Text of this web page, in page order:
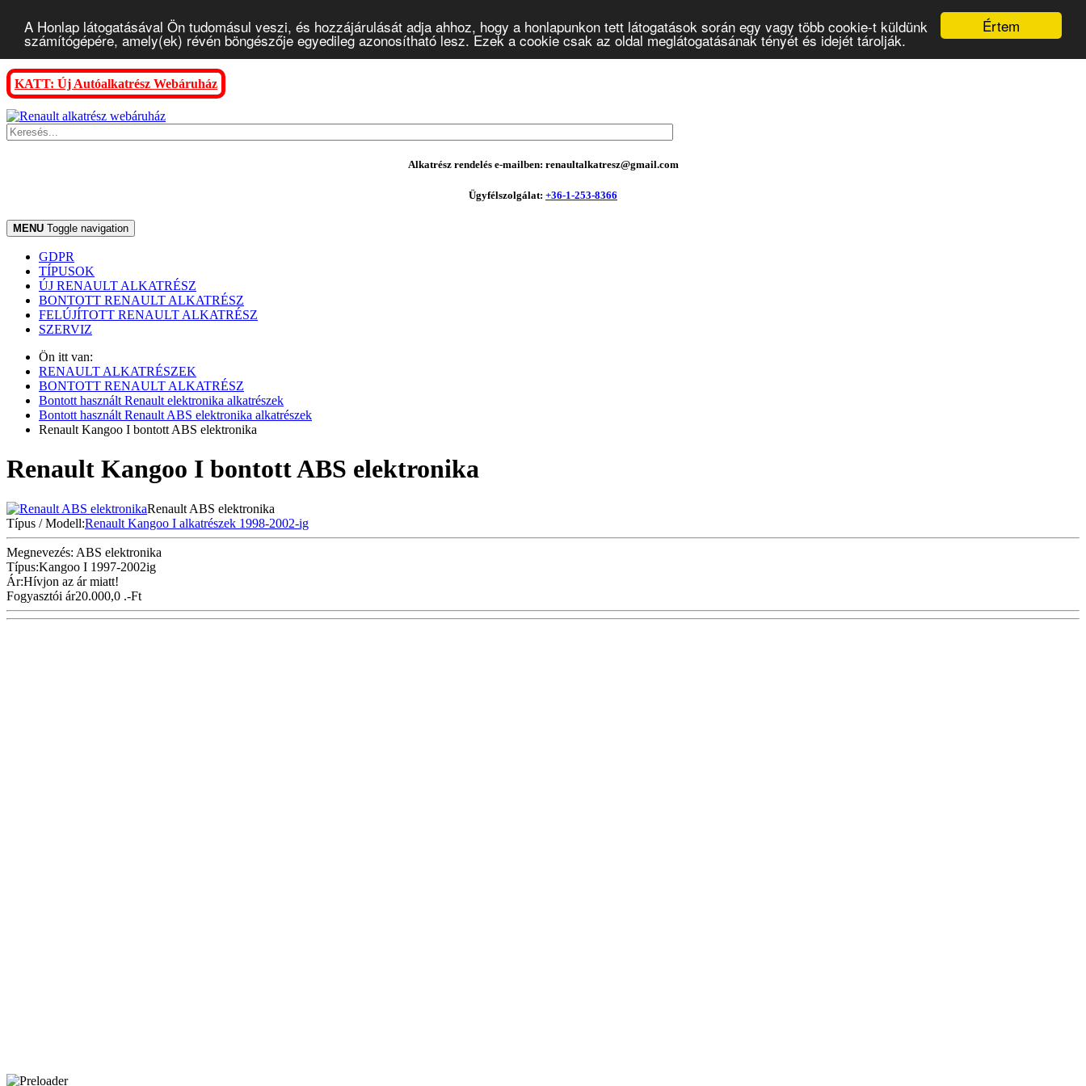
Értem
A Honlap látogatásával Ön tudomásul veszi, és hozzájárulását adja ahhoz, hogy a honlapunkon tett látogatások során egy vagy több cookie-t küldünk
számítógépére, amely(ek) révén böngészője egyedileg azonosítható lesz. Ezek a cookie csak az oldal meglátogatásának tényét és idejét tárolják.
KATT: Új Autóalkatrész Webáruház
Alkatrész rendelés e-mailben: renaultalkatresz@gmail.com
Ügyfélszolgálat: +36-1-253-8366
MENU Toggle navigation
GDPR
TÍPUSOK
ÚJ RENAULT ALKATRÉSZ
BONTOTT RENAULT ALKATRÉSZ
FELÚJÍTOTT RENAULT ALKATRÉSZ
SZERVIZ
Ön itt van:
RENAULT ALKATRÉSZEK
BONTOTT RENAULT ALKATRÉSZ
Bontott használt Renault elektronika alkatrészek
Bontott használt Renault ABS elektronika alkatrészek
Renault Kangoo I bontott ABS elektronika
Renault Kangoo I bontott ABS elektronika
Renault ABS elektronika
Típus / Modell:Renault Kangoo I alkatrészek 1998-2002-ig
Megnevezés: ABS elektronika
Típus:Kangoo I 1997-2002ig
Ár:Hívjon az ár miatt!
Fogyasztói ár20.000,0 .-Ft